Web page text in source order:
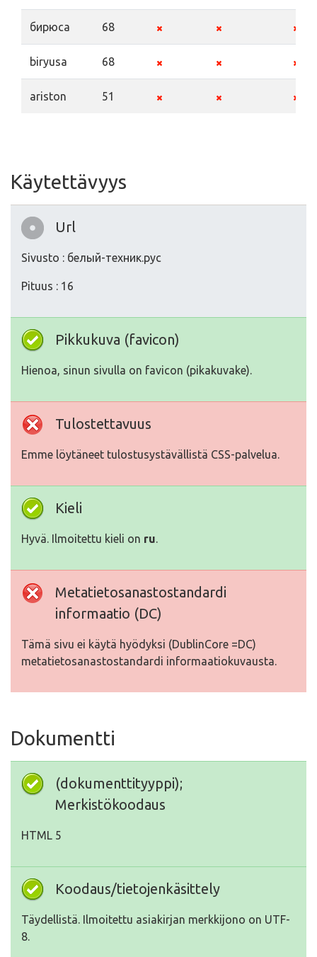
бирюса 68
biryusa 68
ariston 51
Käytettävyys
Url
Sivusto : белый-техник.рус
Pituus : 16
Pikkukuva (favicon)
Hienoa, sinun sivulla on favicon (pikakuvake).
Tulostettavuus
Emme löytäneet tulostusystävällistä CSS-palvelua.
Kieli
Hyvä. Ilmoitettu kieli on ru.
Metatietosanastostandardi
informaatio (DC)
Tämä sivu ei käytä hyödyksi (DublinCore =DC)
metatietosanastostandardi informaatiokuvausta.
Dokumentti
(dokumenttityyppi);
Merkistökoodaus
HTML 5
Koodaus/tietojenkäsittely
Täydellistä. Ilmoitettu asiakirjan merkkijono on UTF-
8.